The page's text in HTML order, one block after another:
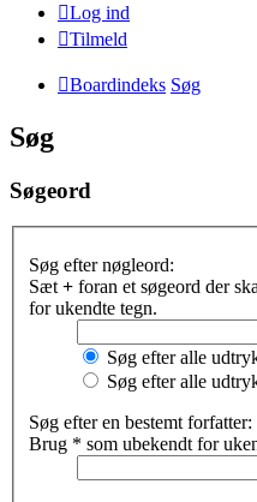
Log ind
Tilmeld
Boardindeks Søg
Søg
Søgeord
Søg efter nøgleord:
Sæt + foran et søgeord der
for ukendte tegn.
Søg efter alle
Søg efter alle
Søg efter en bestemt forfatter:
Brug * som ubekendt for